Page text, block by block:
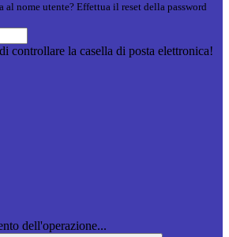
al nome utente? Effettua il reset della password
controllare la casella di posta elettronica!
dell'operazione...